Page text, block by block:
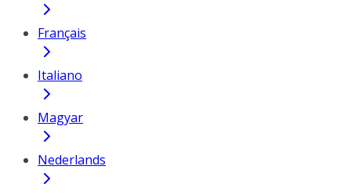
Français
Italiano
Magyar
Nederlands